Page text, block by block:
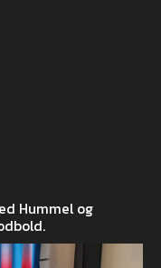
Hummel og